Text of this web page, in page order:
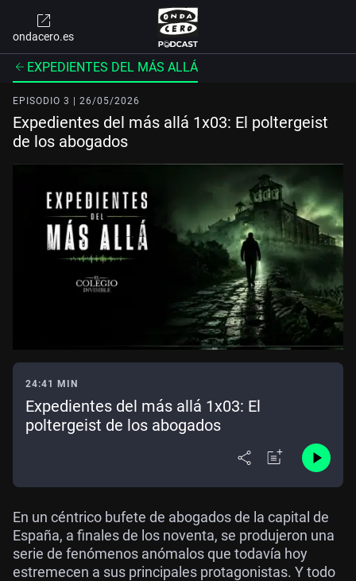
ondacero.es
EXPEDIENTES DEL MÁS ALLÁ
EPISODIO 3 | 26/05/2026
Expedientes del más allá 1x03: El poltergeist
de los abogados
24:41 MIN
Expedientes del más allá 1x03: El
poltergeist de los abogados
En un céntrico bufete de abogados de la capital de
España, a finales de los noventa, se produjeron una
serie de fenómenos anómalos que todavía hoy
estremecen a sus principales protagonistas. Y todo